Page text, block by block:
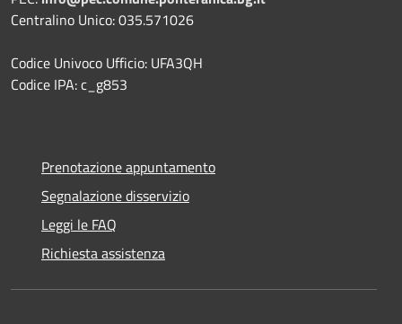
Centralino Unico: 035.571026
Codice Univoco Ufficio: UFA3QH
Codice IPA: c_g853
Prenotazione appuntamento
Segnalazione disservizio
Leggi le FAQ
Richiesta assistenza